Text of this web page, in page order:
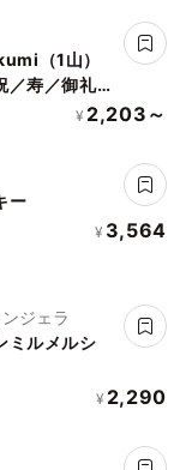
（1山）
／寿／御礼／
¥ 2,203～
ー
¥ 3,564
ジェラ
ミルメルシ
¥ 2,290